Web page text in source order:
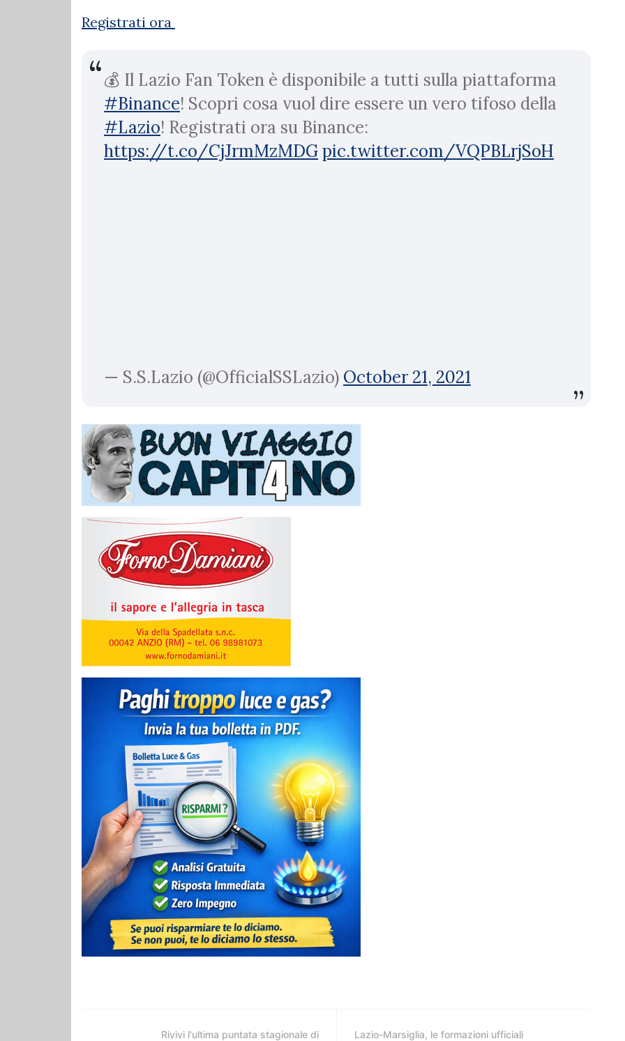
Registrati ora
💰 Il Lazio Fan Token è disponibile a tutti sulla piattaforma
#Binance! Scopri cosa vuol dire essere un vero tifoso della
#Lazio! Registrati ora su Binance:
https://t.co/CjJrmMzMDGpic.twitter.com/VQPBLrjSoH
— S.S.Lazio (@OfficialSSLazio) October 21, 2021
Rivivi l'ultima puntata stagionale di Lazio-Marsiglia, le formazioni ufficiali